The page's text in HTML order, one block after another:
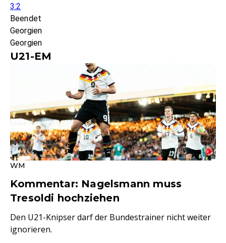
3:2
Beendet
Georgien
Georgien
U21-EM
WM
Kommentar: Nagelsmann muss
Tresoldi hochziehen
Den U21-Knipser darf der Bundestrainer nicht weiter
ignorieren.